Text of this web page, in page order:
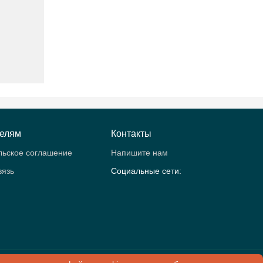
соглашение
Контакты
Напишите нам
Социальные сети: